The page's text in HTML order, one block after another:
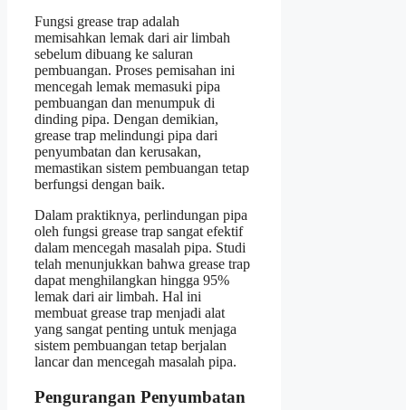
Fungsi grease trap adalah
memisahkan lemak dari air limbah
sebelum dibuang ke saluran
pembuangan. Proses pemisahan ini
mencegah lemak memasuki pipa
pembuangan dan menumpuk di
dinding pipa. Dengan demikian,
grease trap melindungi pipa dari
penyumbatan dan kerusakan,
memastikan sistem pembuangan tetap
berfungsi dengan baik.
Dalam praktiknya, perlindungan pipa
oleh fungsi grease trap sangat efektif
dalam mencegah masalah pipa. Studi
telah menunjukkan bahwa grease trap
dapat menghilangkan hingga 95%
lemak dari air limbah. Hal ini
membuat grease trap menjadi alat
yang sangat penting untuk menjaga
sistem pembuangan tetap berjalan
lancar dan mencegah masalah pipa.
Pengurangan Penyumbatan